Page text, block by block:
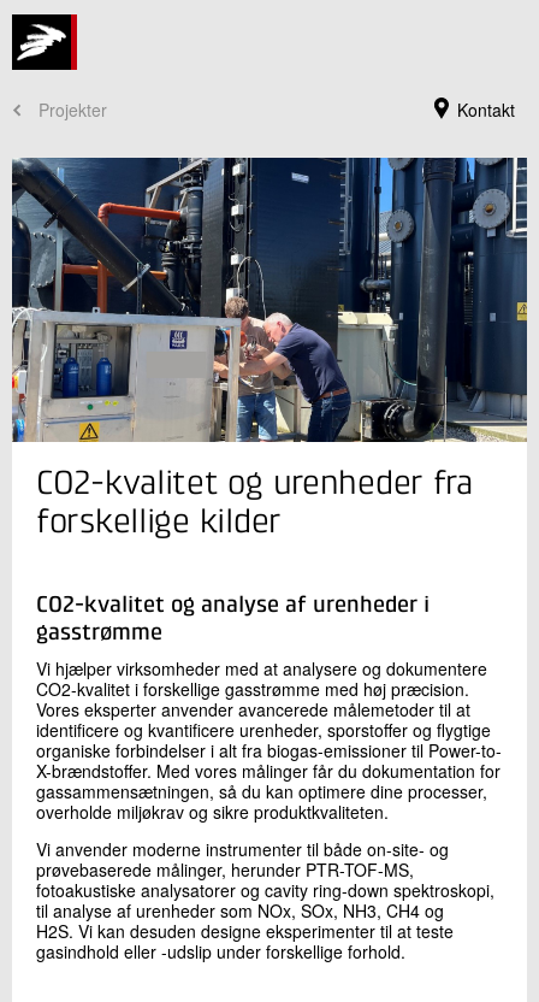
Kontakt
Projekter
Jeg er din kontaktperson
Quynh Thu Nguyen
Forretningsleder, ph.d.
Kemisk Karakterisering og Rådgivning
LinkedIn
Skriv til mig
Send
CO2-kvalitet og urenheder fra
forskellige kilder
CO2-kvalitet og analyse af urenheder i
gasstrømme
Vi hjælper virksomheder med at analysere og dokumentere
CO2-kvalitet i forskellige gasstrømme med høj præcision.
Vores eksperter anvender avancerede målemetoder til at
identificere og kvantificere urenheder, sporstoffer og flygtige
organiske forbindelser i alt fra biogas-emissioner til Power-to-
X-brændstoffer. Med vores målinger får du dokumentation for
gassammensætningen, så du kan optimere dine processer,
overholde miljøkrav og sikre produktkvaliteten.
Vi anvender moderne instrumenter til både on-site- og
prøvebaserede målinger, herunder PTR-TOF-MS,
fotoakustiske analysatorer og cavity ring-down spektroskopi,
til analyse af urenheder som NOx, SOx, NH3, CH4 og
H2S. Vi kan desuden designe eksperimenter til at teste
gasindhold eller -udslip under forskellige forhold.